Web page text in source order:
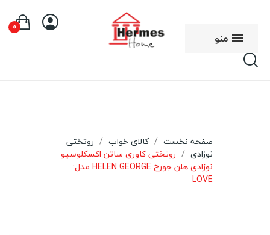
منو
0
صفحه نخست کالای خواب
روتختی
نوزادی
روتختی کاوری ساتن اکسکلوسیو
نوزادی هلن جورج HELEN GEORGE مدل:
LOVE